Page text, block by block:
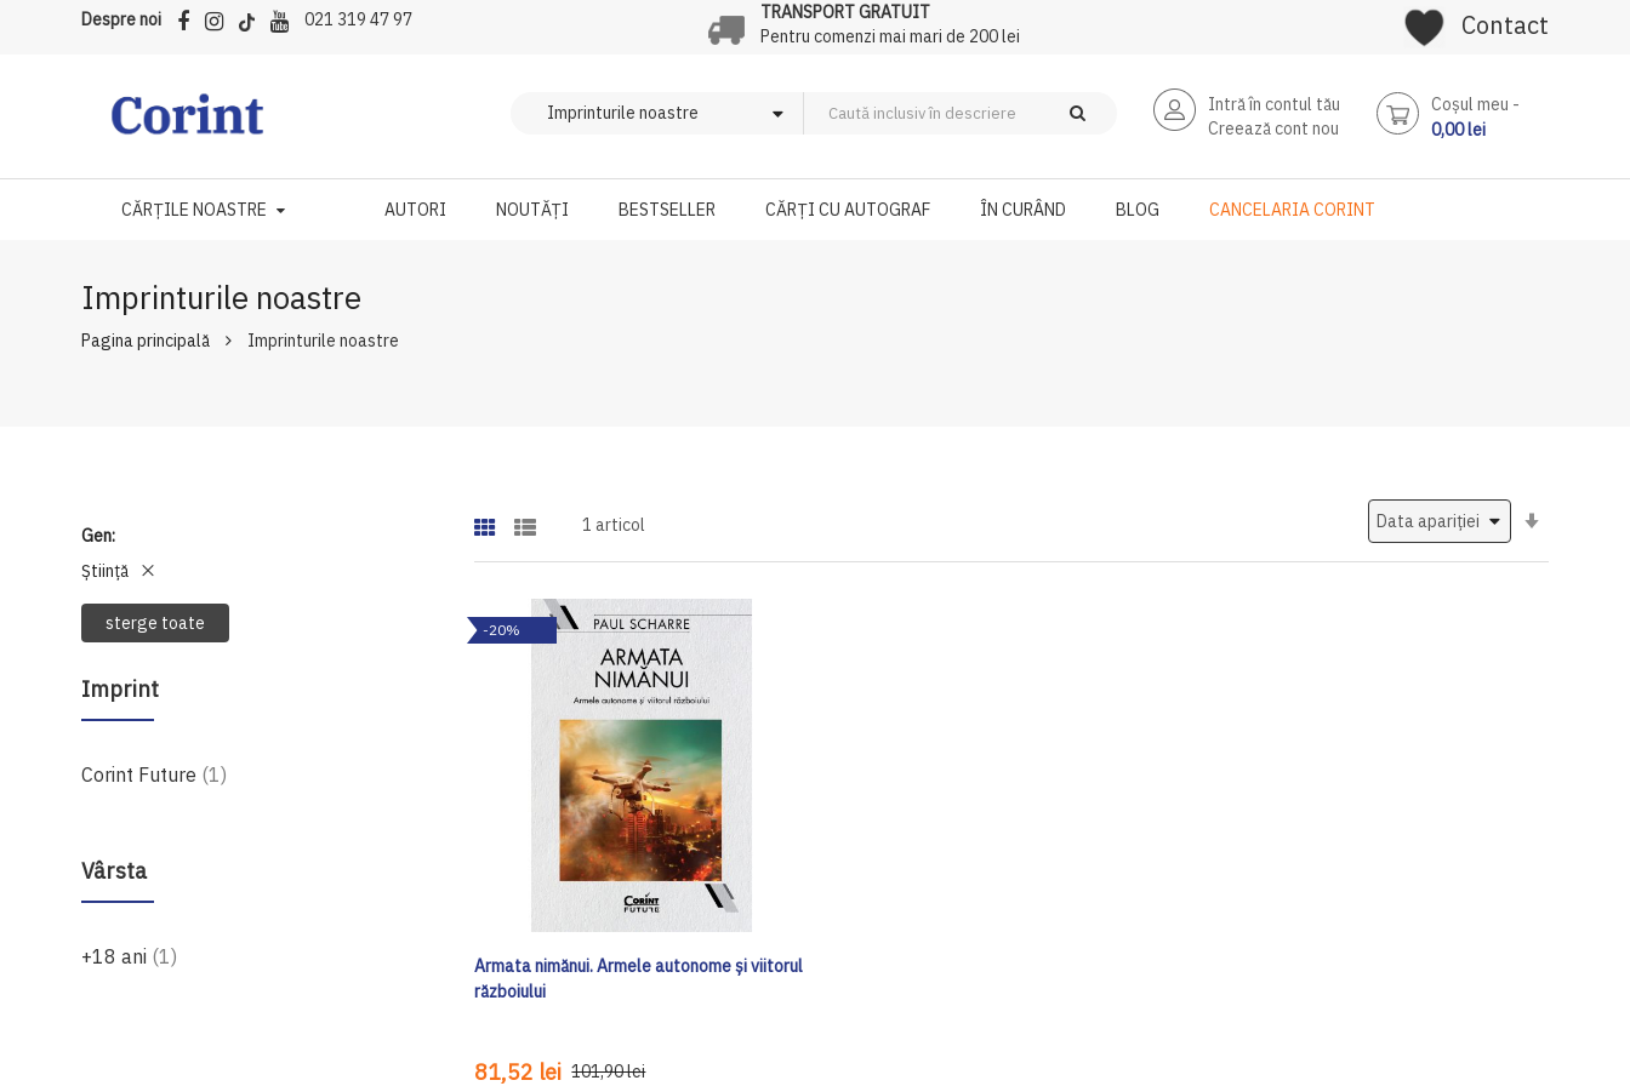
Despre noi 021 319 47 97
TRANSPORT GRATUIT
Pentru comenzi mai mari de 200 lei
Contact
Intră în contul tău
Creează cont nou
Coşul meu
0,00 lei
CĂRȚILE NOASTRE AUTORI NOUTĂȚI BESTSELLER CĂRȚI CU AUTOGRAF ÎN CURÂND BLOG CANCELARIA CORINT
Imprinturile noastre
Pagina principală Imprinturile noastre
Gen
Știință
sterge toate
Imprint
Corint Future 1produs
Vârsta
+18 ani 1produs
1 articol
-20%
Armata nimănui. Armele autonome și viitorul
războiului
81,52 lei 101,90 lei